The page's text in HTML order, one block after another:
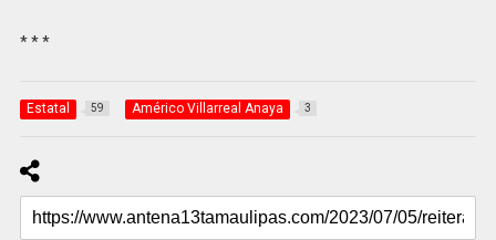
* * *
Estatal 59 Américo Villarreal Anaya 3